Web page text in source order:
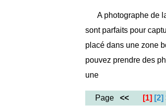
A photographe de
sont parfaits pour
placé dans une zone
pouvez prendre des
une
Page << [1] [2]